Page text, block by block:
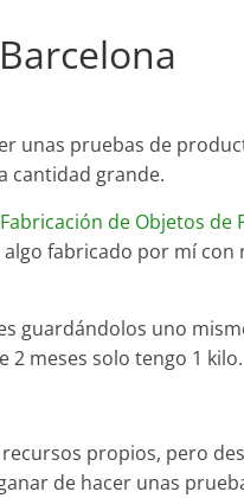
unas pruebas de
cantidad grande.
Fabricación de Objetos de
fabricado por mí con
guardándolos uno
2 meses solo tengo 1 kilo.
propios, pero
de hacer unas